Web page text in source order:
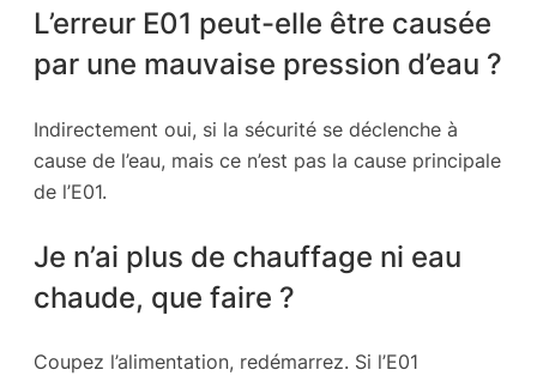
L’erreur E01 peut-elle être causée
par une mauvaise pression d’eau ?
Indirectement oui, si la sécurité se déclenche à
cause de l’eau, mais ce n’est pas la cause principale
de l’E01.
Je n’ai plus de chauffage ni eau
chaude, que faire ?
Coupez l’alimentation, redémarrez. Si l’E01